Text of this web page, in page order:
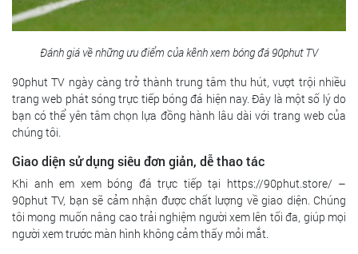
Đánh giá về những ưu điểm của kênh xem bóng đá 90phut TV
90phut TV ngày càng trở thành trung tâm thu hút, vượt trội nhiều
trang web phát sóng trực tiếp bóng đá hiện nay. Đây là một số lý do
bạn có thể yên tâm chọn lựa đồng hành lâu dài với trang web của
chúng tôi.
Giao diện sử dụng siêu đơn giản, dễ thao tác
Khi anh em xem bóng đá trực tiếp tại https://90phut.store/ –
90phut TV, bạn sẽ cảm nhận được chất lượng về giao diện. Chúng
tôi mong muốn nâng cao trải nghiệm người xem lên tối đa, giúp mọi
người xem trước màn hình không cảm thấy mỏi mắt.